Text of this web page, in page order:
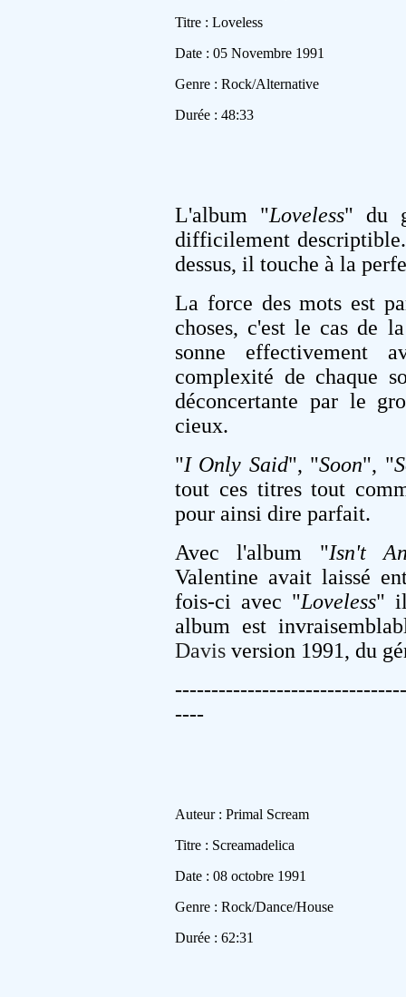
Titre : Loveless
Date : 05 Novembre 1991
Genre : Rock/Alternative
Durée : 48:33
L'album "Loveless" du
difficilement
dessus, il touche à la
La force des mots est
choses, c'est le cas de
sonne effectivement
complexité de chaque
déconcertante par le
cieux.
"I Only Said", "Soon", "
tout ces titres tout
pour ainsi dire parfait.
Avec l'album "Isn't
Valentine avait laissé
fois-ci avec "Loveless" il
album est
Davis version 1991, du
----
Auteur : Primal Scream
Titre : Screamadelica
Date : 08 octobre 1991
Genre : Rock/Dance/House
Durée : 62:31